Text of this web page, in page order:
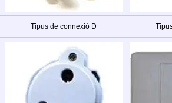
Tipus de connexió D